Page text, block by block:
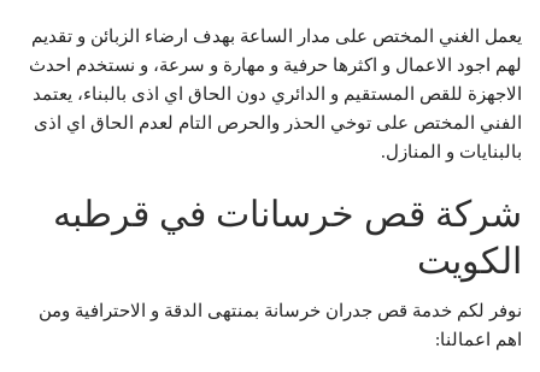
يعمل الغني المختص على مدار الساعة بهدف ارضاء الزبائن و تقديم
لهم اجود الاعمال و اكثرها حرفية و مهارة و سرعة، و نستخدم احدث
الاجهزة للقص المستقيم و الدائري دون الحاق اي اذى بالبناء، يعتمد
الفني المختص على توخي الحذر والحرص التام لعدم الحاق اي اذى
بالبنايات و المنازل.
شركة قص خرسانات في قرطبه
الكويت
نوفر لكم خدمة قص جدران خرسانة بمنتهى الدقة و الاحترافية ومن
اهم اعمالنا: